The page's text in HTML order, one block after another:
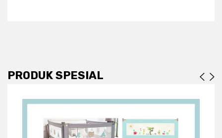
PRODUK SPESIAL